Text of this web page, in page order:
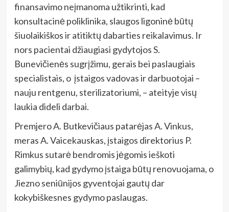
finansavimo neįmanoma užtikrinti, kad
konsultacinė poliklinika, slaugos ligoninė būtų
šiuolaikiškos ir atitiktų dabarties reikalavimus. Ir
nors pacientai džiaugiasi gydytojos S.
Bunevičienės sugrįžimu, gerais bei paslaugiais
specialistais, o įstaigos vadovas ir darbuotojai –
nauju rentgenu, sterilizatoriumi, – ateityje visų
laukia dideli darbai.
Premjero A. Butkevičiaus patarėjas A. Vinkus,
meras A. Vaicekauskas, įstaigos direktorius P.
Rimkus sutarė bendromis jėgomis ieškoti
galimybių, kad gydymo įstaiga būtų renovuojama, o
Jiezno seniūnijos gyventojai gautų dar
kokybiškesnes gydymo paslaugas.